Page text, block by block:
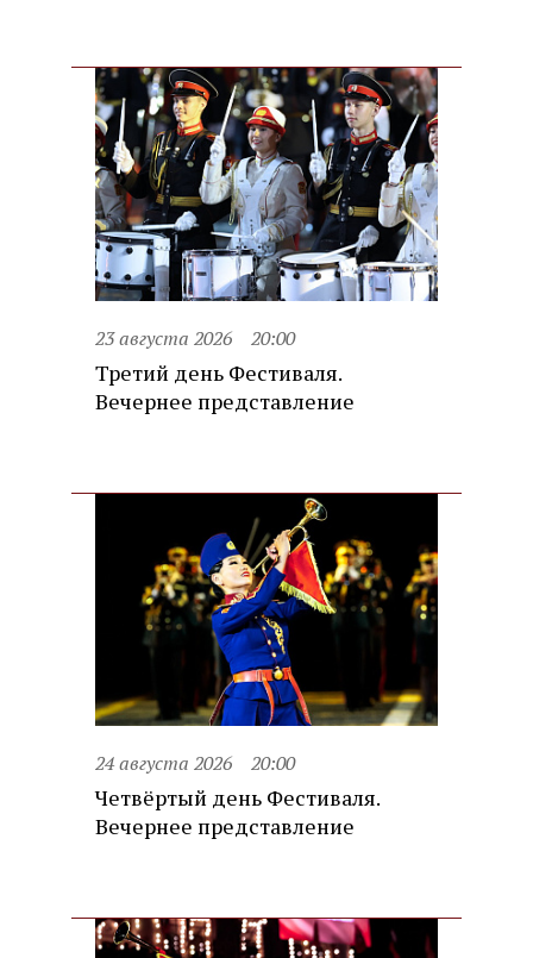
23 августа 2026 20:00
Третий день Фестиваля.
Вечернее представление
24 августа 2026 20:00
Четвёртый день Фестиваля.
Вечернее представление